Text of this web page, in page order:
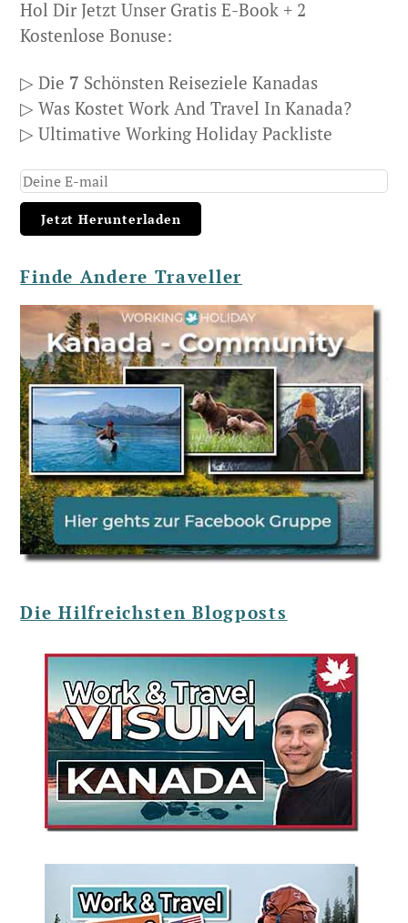
Hol Dir Jetzt Unser Gratis E-Book + 2
Kostenlose Bonuse:
▷ Die 7 Schönsten Reiseziele Kanadas
▷ Was Kostet Work And Travel In Kanada?
▷ Ultimative Working Holiday Packliste
Finde Andere Traveller
Die Hilfreichsten Blogposts